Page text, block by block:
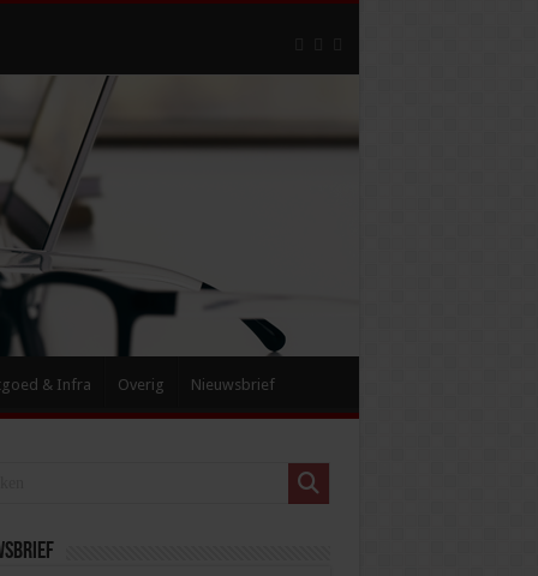
& Infra Overig Nieuwsbrief